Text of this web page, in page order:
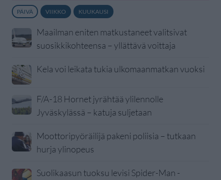
PÄIVÄ VIIKKO KUUKAUSI
Maailman eniten matkustaneet valitsivat
suosikkikohteensa – yllättävä voittaja
Kela voi leikata tukia ulkomaanmatkan vuoksi
F/A-18 Hornet jyrähtää ylilennolle
Jyväskylässä – katuja suljetaan
Moottoripyöräilijä pakeni poliisia – tutkaan
hurja ylinopeus
Suolikaasun tuoksu levisi Spider-Man -